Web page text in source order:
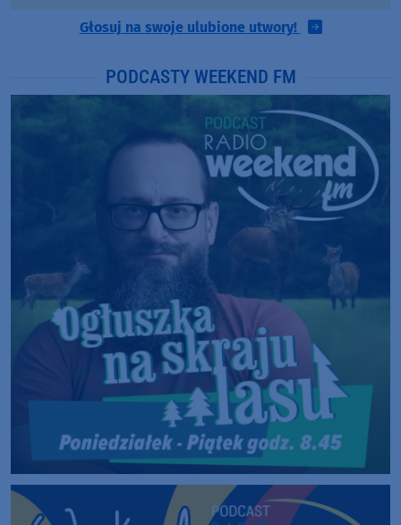
Głosuj na swoje ulubione utwory!
PODCASTY WEEKEND FM